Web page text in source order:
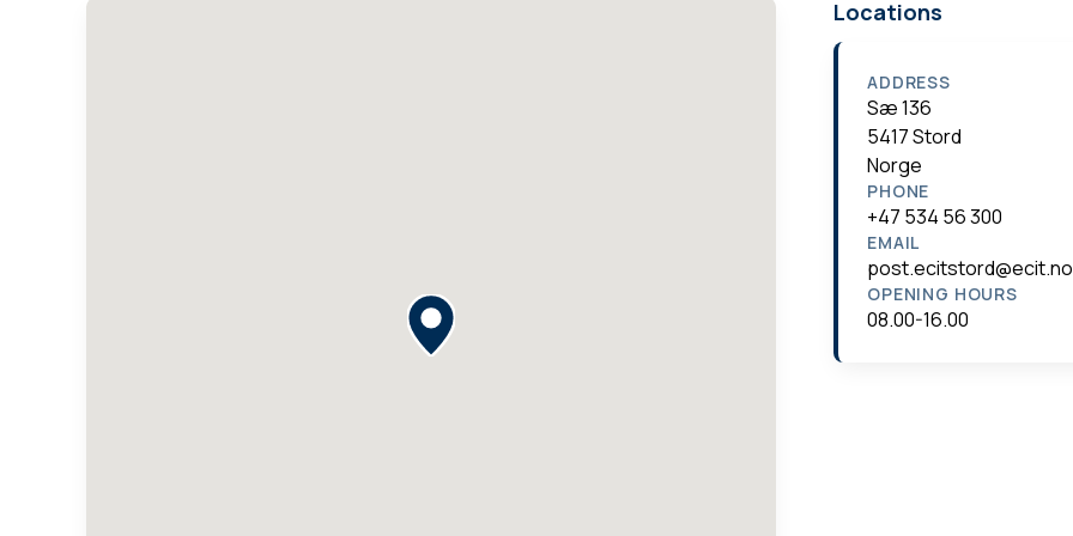
Locations
ADDRESS
Sæ 136
5417 Stord
Norge
PHONE
+47 534 56 300
EMAIL
post.ecitstord@ecit.no
OPENING HOURS
08.00-16.00